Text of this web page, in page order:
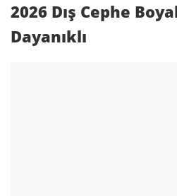
2026 Dış Cephe
Dayanıklı